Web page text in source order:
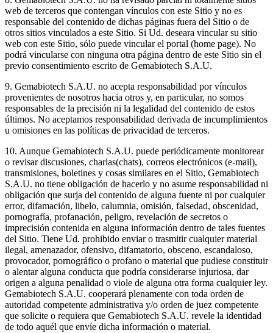
web de terceros que contengan vínculos con este Sitio y no es
responsable del contenido de dichas páginas fuera del Sitio o de
otros sitios vinculados a este Sitio. Si Ud. deseara vincular su sitio
web con este Sitio, sólo puede vincular el portal (home page). No
podrá vincularse con ninguna otra página dentro de este Sitio sin el
previo consentimiento escrito de Gemabiotech S.A.U.
9. Gemabiotech S.A.U. no acepta responsabilidad por vínculos
provenientes de nosotros hacia otros y, en particular, no somos
responsables de la precisión ni la legalidad del contenido de estos
últimos. No aceptamos responsabilidad derivada de incumplimientos
u omisiones en las políticas de privacidad de terceros.
10. Aunque Gemabiotech S.A.U. puede periódicamente monitorear
o revisar discusiones, charlas(chats), correos electrónicos (e-mail),
transmisiones, boletines y cosas similares en el Sitio, Gemabiotech
S.A.U. no tiene obligación de hacerlo y no asume responsabilidad ni
obligación que surja del contenido de alguna fuente ni por cualquier
error, difamación, libelo, calumnia, omisión, falsedad, obscenidad,
pornografía, profanación, peligro, revelación de secretos o
imprecisión contenida en alguna información dentro de tales fuentes
del Sitio. Tiene Ud. prohibido enviar o trasmitir cualquier material
ilegal, amenazador, ofensivo, difamatorio, obsceno, escandaloso,
provocador, pornográfico o profano o material que pudiese constituir
o alentar alguna conducta que podría considerarse injuriosa, dar
origen a alguna penalidad o viole de alguna otra forma cualquier ley.
Gemabiotech S.A.U. cooperará plenamente con toda orden de
autoridad competente administrativa y/o orden de juez competente
que solicite o requiera que Gemabiotech S.A.U. revele la identidad
de todo aquél que envíe dicha información o material.